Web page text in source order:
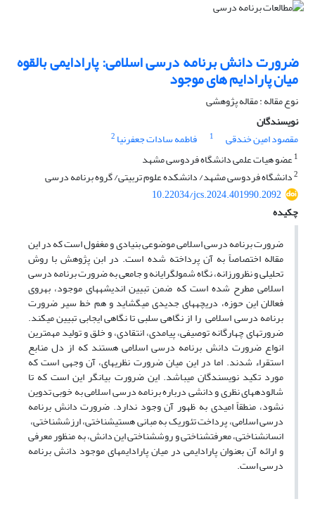
ضرورت دانش برنامه درسی اسلامی: پارادایمی بالقوه
میان پارادایم های موجود
نوع مقاله : مقاله پژوهشی
نویسندگان
مقصود امین خندقی
1 فاطمه سادات جعفرنیا 2
1عضو هیات علمی دانشگاه فردوسی مشهد
2دانشگاه فردوسی مشهد/ دانشکده علوم تربیتی/ گروه برنامه درسی
10.22034/jcs.2024.401990.2092
چکیده
ضرورت برنامه درسی اسلامی موضوعی بنیادی و مغفول است که در این
مقاله اختصاصاً به آن پرداخته شده است. در ابن پژوهش با روش
تحلیلی و نظرورزانه، نگاه شمول­گرایانه و جامعی به ضرورت برنامه درسی
اسلامی مطرح شده است که ضمن تبیین اندیشه­های موجود، به­روی
فعالان این حوزه، دریچه­های جدیدی می­گشاید و هم خط سیر ضرورت
برنامه درسی اسلامی را از نگاهی سلبی تا نگاهی ایجابی تبیین می­کند.
ضرورت­های چهارگانه توصیفی، پیامدی، انتقادی، و خلق و تولید مهمترین
انواع ضرورت دانش برنامه درسی اسلامی هستند که از دل منابع
استقراء شدند. اما در این میان ضرورت نظریه­ای، آن وجهی است که
مورد تکید نویسندگان می­باشد. این ضرورت بیانگر این است که تا
شالوده­های نظری و دانشی درباره برنامه درسی اسلامی به خوبی تدوین
نشود، منطقاً امیدی به ظهور آن وجود ندارد. ضرورت دانش برنامه
درسی اسلامی، پرداخت تئوریک به مبانی هستی­شناختی، ارزش­شناختی،
انسان­شناختی، معرفت­شناختی و روش­شناختی این دانش، به منظور معرفی
و ارائه آن بعنوان پارادایمی در میان پارادایم­های موجود دانش برنامه
درسی است.